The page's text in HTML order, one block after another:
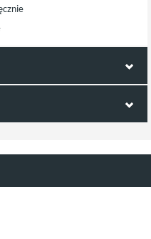
produkty:
pufa/fotel Boucle